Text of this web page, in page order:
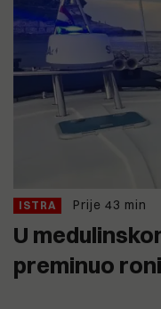
ISTRA Prije 43 min
U
preminuo